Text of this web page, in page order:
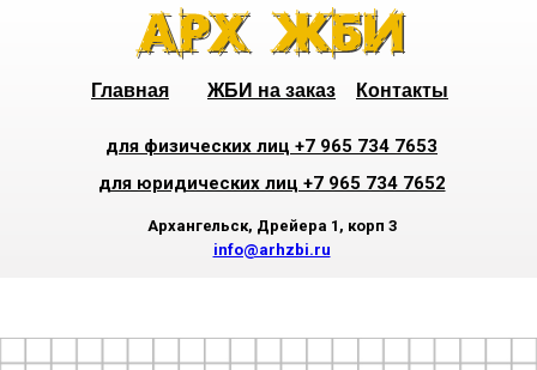
Главная ЖБИ на заказ Контакты
для физических лиц +7 965 734 7653
для юридических лиц +7 965 734 7652
Архангельск, Дрейера 1, корп 3
info@arhzbi.ru